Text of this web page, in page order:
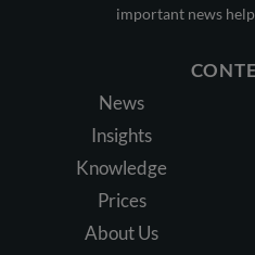
important news
News
Insights
Knowledge
Prices
About Us